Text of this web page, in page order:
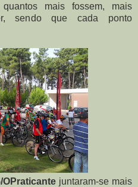
mais fossem, mais
sendo que cada ponto
OPraticantejuntaram-se mais